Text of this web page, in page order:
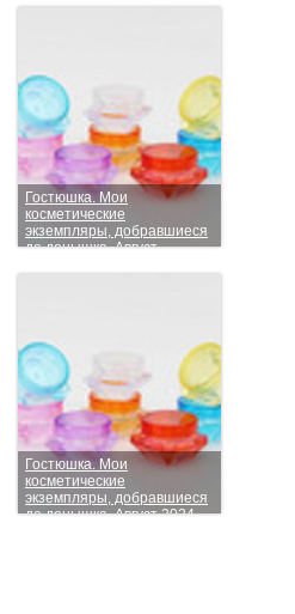
Гостюшка. Мои
косметические
экземпляры, добравшиеся
до донышка. Август
Гостюшка. Мои
косметические
экземпляры, добравшиеся
до донышка. Август 2024